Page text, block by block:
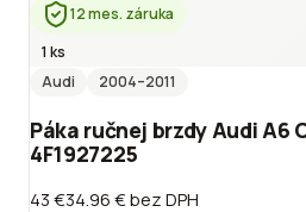
12 mes. záruka
1 ks
Audi
2004–2011
Páka ručnej brzdy Audi A6
4F1927225
43 €34.96 €bez DPH